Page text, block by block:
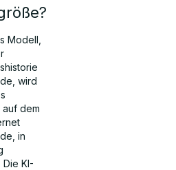
Modell,
wird
dem
in
KI-